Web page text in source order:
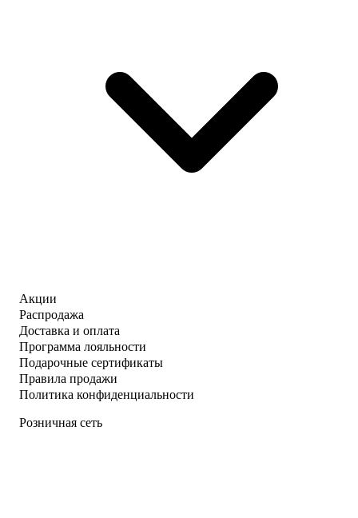
Акции
Распродажа
Доставка и оплата
Программа лояльности
Подарочные сертификаты
Правила продажи
Политика конфиденциальности
Розничная сеть